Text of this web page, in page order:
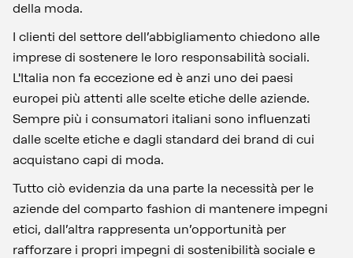
della moda.
I clienti del settore dell’abbigliamento chiedono alle
imprese di sostenere le loro responsabilità sociali.
L'Italia non fa eccezione ed è anzi uno dei paesi
europei più attenti alle scelte etiche delle aziende.
Sempre più i consumatori italiani sono influenzati
dalle scelte etiche e dagli standard dei brand di cui
acquistano capi di moda.
Tutto ciò evidenzia da una parte la necessità per le
aziende del comparto fashion di mantenere impegni
etici, dall’altra rappresenta un’opportunità per
rafforzare i propri impegni di sostenibilità sociale e